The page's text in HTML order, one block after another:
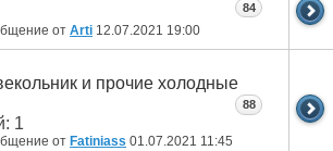
от Arti 12.07.2021 19:00
84
и прочие холодные
от Fatiniass 01.07.2021 11:45
88